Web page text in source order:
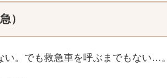
）
。でも救急車を呼ぶまでもない…。